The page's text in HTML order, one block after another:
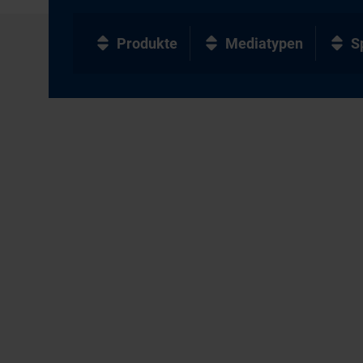
Produkte Mediatypen